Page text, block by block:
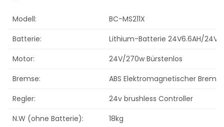
Modell:
BC-MS211X
Batterie:
Lithium-Batterie 24V6.6AH/
Motor:
24V/270w Bürstenlos
Bremse:
ABS Elektromagnetischer
Regler:
24v brushless Controller
N.W (ohne Batterie):
18kg